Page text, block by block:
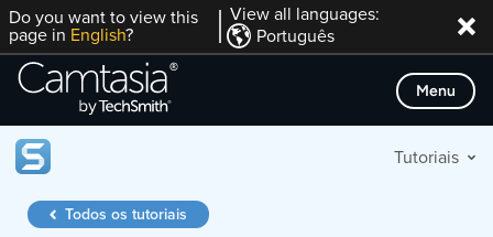
Skip
to
content
Do you want to view this
page in English?
View all languages:
Português
Menu
Tutoriais
Todos os tutoriais